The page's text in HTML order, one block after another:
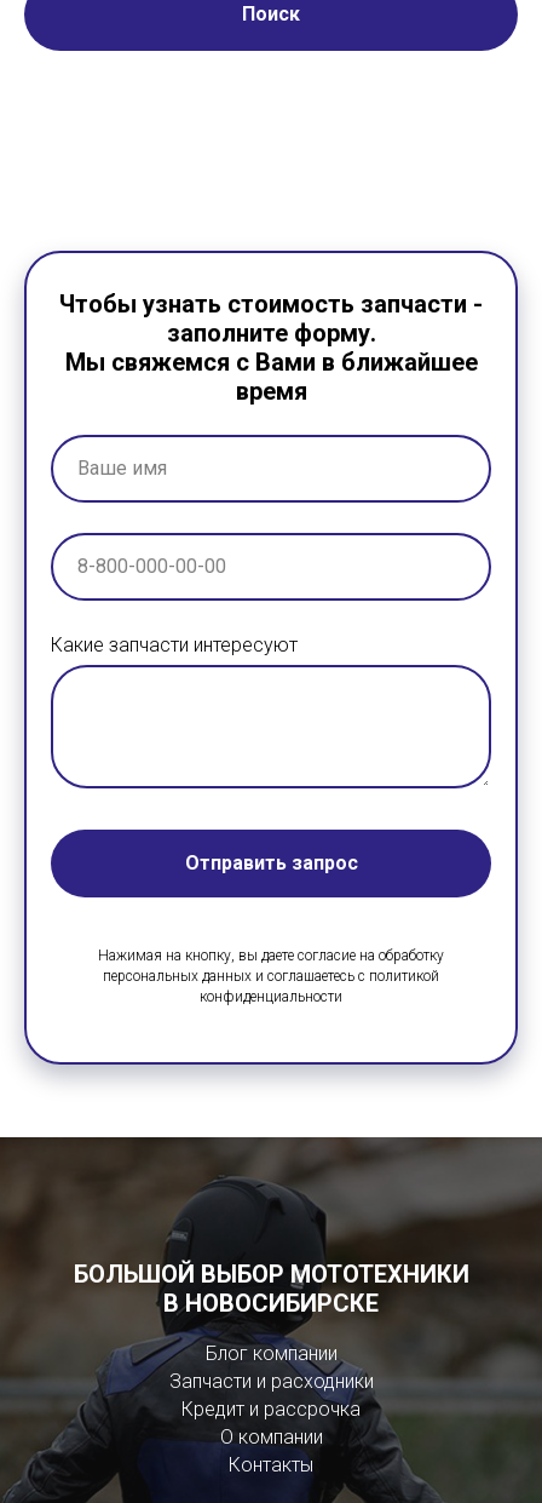
Поиск
Чтобы узнать стоимость запчасти -
заполните форму.
Мы свяжемся с Вами в ближайшее
время
Какие запчасти интересуют
Отправить запрос
Нажимая на кнопку, вы даете согласие на обработку
персональных данных и соглашаетесь c политикой
конфиденциальности
БОЛЬШОЙ ВЫБОР МОТОТЕХНИКИ
В НОВОСИБИРСКЕ
Блог компании
Запчасти и расходники
Кредит и рассрочка
О компании
Контакты